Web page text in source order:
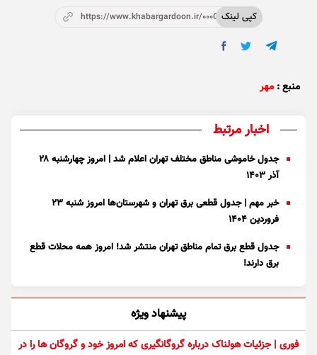
کپی لینکhttps://www.khabargardoon.ir/000OIr
منبع : مهر
اخبار مرتبط
جدول خاموشی مناطق مختلف تهران اعلام شد | امروز چهارشنبه ۲۸
آذر ۱۴۰۳
خبر مهم | جدول قطعی برق تهران و شهرستان‌ها امروز شنبه ۲۳
فروردین ۱۴۰۴
جدول قطع برق تمام مناطق تهران منتشر شد! امروز همه محلات قطع
برق دارند!
پیشنهاد ویژه
فوری | جزئیات هولناک درباره گروگانگیری که امروز خود و گروگان ها را در